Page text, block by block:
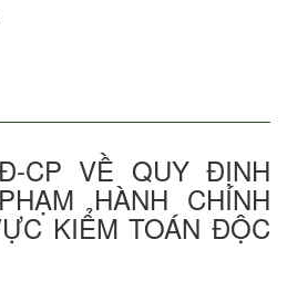
CP VỀ QUY ĐỊNH
HÀNH CHÍNH
KIỂM TOÁN ĐỘC